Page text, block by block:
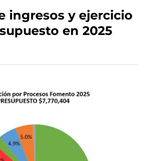
ingresos y ejercicio
en 2025